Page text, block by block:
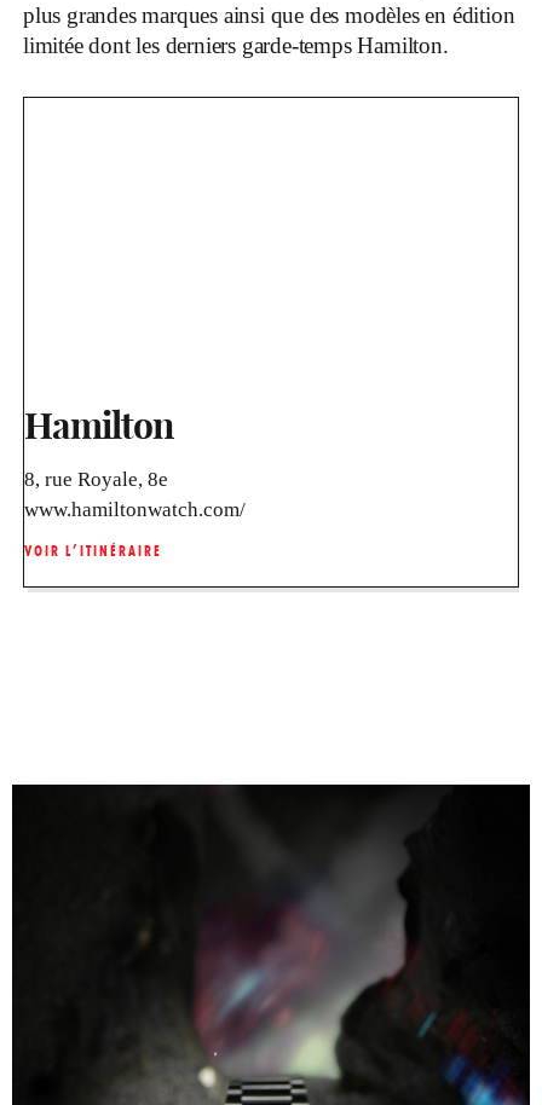
plus grandes marques ainsi que des modèles en édition
limitée dont les derniers garde-temps Hamilton.
Hamilton
8, rue Royale, 8e
www.hamiltonwatch.com/
VOIR L’ITINÉRAIRE